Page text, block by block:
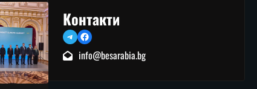
Контакти
TelegramFacebook
info@besarabia.bg